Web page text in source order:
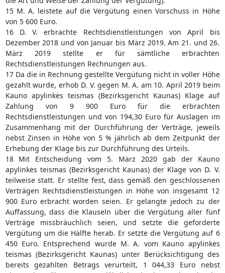
15 M. A. leistete auf die Vergütung einen Vorschuss in Höhe
von 5 600 Euro.
16 D. V. erbrachte Rechtsdienstleistungen von April bis
Dezember 2018 und von Januar bis März 2019. Am 21. und 26.
März 2019 stellte er für sämtliche erbrachten
Rechtsdienstleistungen Rechnungen aus.
17 Da die in Rechnung gestellte Vergütung nicht in voller Höhe
gezahlt wurde, erhob D. V. gegen M. A. am 10. April 2019 beim
Kauno apylinkės teismas (Bezirksgericht Kaunas) Klage auf
Zahlung von 9 900 Euro für die erbrachten
Rechtsdienstleistungen und von 194,30 Euro für Auslagen im
Zusammenhang mit der Durchführung der Verträge, jeweils
nebst Zinsen in Höhe von 5 % jährlich ab dem Zeitpunkt der
Erhebung der Klage bis zur Durchführung des Urteils.
18 Mit Entscheidung vom 5. März 2020 gab der Kauno
apylinkės teismas (Bezirksgericht Kaunas) der Klage von D. V.
teilweise statt. Er stellte fest, dass gemäß den geschlossenen
Verträgen Rechtsdienstleistungen in Höhe von insgesamt 12
900 Euro erbracht worden seien. Er gelangte jedoch zu der
Auffassung, dass die Klauseln über die Vergütung aller fünf
Verträge missbräuchlich seien, und setzte die geforderte
Vergütung um die Hälfte herab. Er setzte die Vergütung auf 6
450 Euro. Entsprechend wurde M. A. vom Kauno apylinkės
teismas (Bezirksgericht Kaunas) unter Berücksichtigung des
bereits gezahlten Betrags verurteilt, 1 044,33 Euro nebst